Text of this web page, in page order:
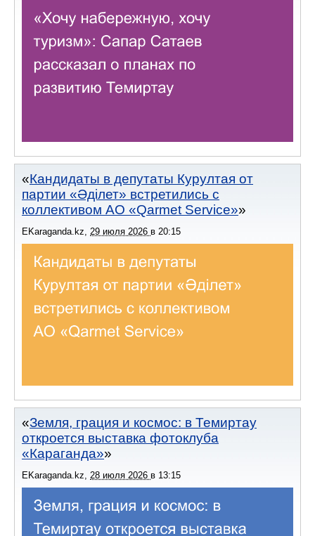
Кандидаты в депутаты Курултая от
партии «Әділет» встретились с
коллективом АО «Qarmet Service»
EKaraganda.kz 29 июля 2026 в 20:15
Земля, грация и космос: в Темиртау
откроется выставка фотоклуба
«Караганда»
EKaraganda.kz 28 июля 2026 в 13:15